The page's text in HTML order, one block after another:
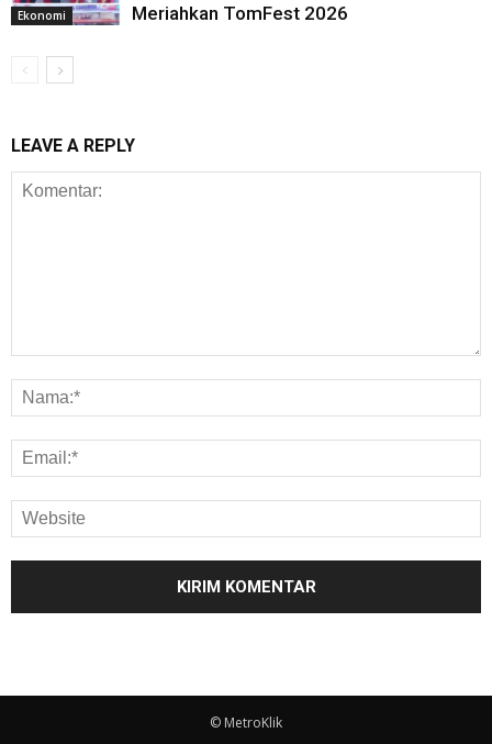
Ekonomi
Meriahkan TomFest 2026
LEAVE A REPLY
© MetroKlik